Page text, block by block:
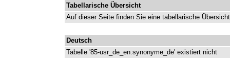
Tabellarische Übersicht
Auf dieser Seite finden Sie eine tabellarische
Deutsch
Tabelle '85-usr_de_en.synonyme_de' existiert nicht